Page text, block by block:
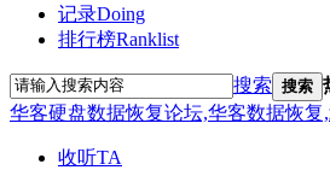
记录Doing
排行榜Ranklist
搜索 搜索
华客硬盘数据恢复论坛,华客数据恢
收听TA